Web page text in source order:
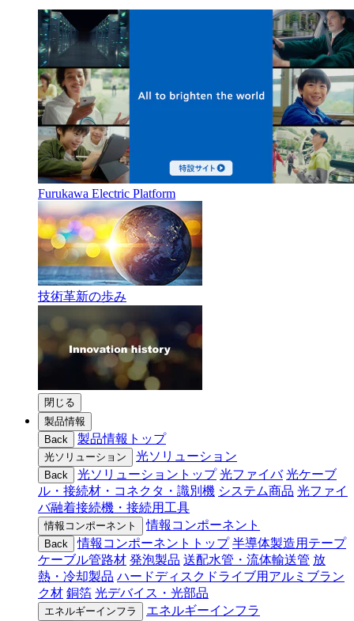
Furukawa Electric Platform
技術革新の歩み
閉じる
製品情報
Back
製品情報トップ
光ソリューション 光ソリューション
Back 光ソリューショントップ 光ファイバ 光ケーブ
ル・接続材・コネクタ・識別機 システム商品 光ファイ
バ融着接続機・接続用工具
情報コンポーネント 情報コンポーネント
Back 情報コンポーネントトップ 半導体製造用テープ
ケーブル管路材 発泡製品 送配水管・流体輸送管 放
熱・冷却製品 ハードディスクドライブ用アルミブラン
ク材 銅箔 光デバイス・光部品
エネルギーインフラ エネルギーインフラ